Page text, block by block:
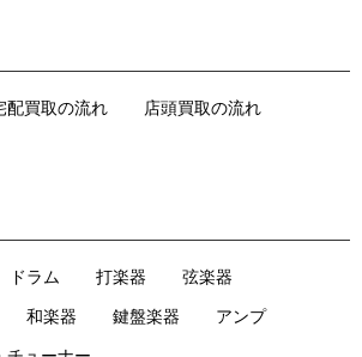
配買取の流れ 店頭買取の流れ
ドラム 打楽器 弦楽器
和楽器 鍵盤楽器 アンプ